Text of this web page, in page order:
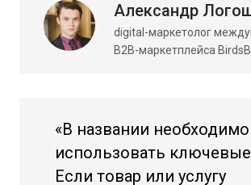
Александр
digital-маркетолог
B2B-маркетплейса
«В названии необходимо
использовать
Если товар или услугу